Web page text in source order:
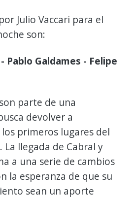
Julio Vaccari para el
son:
Pablo Galdames - Felipe
parte de una
devolver a
primeros lugares del
llegada de Cabral y
a una serie de cambios
la esperanza de que su
sean un aporte